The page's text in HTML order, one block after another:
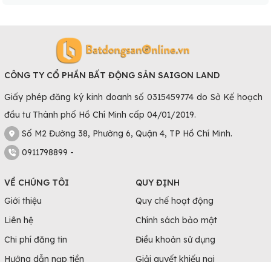
CÔNG TY CỔ PHẦN BẤT ĐỘNG SẢN SAIGON LAND
Giấy phép đăng ký kinh doanh số 0315459774 do Sở Kế hoạch
đầu tư Thành phố Hồ Chí Minh cấp 04/01/2019.
Số M2 Đường 38, Phường 6, Quận 4, TP Hồ Chí Minh.
0911798899 -
VỀ CHÚNG TÔI
Giới thiệu
Liên hệ
Chi phí đăng tin
Hướng dẫn nạp tiền
QUY ĐỊNH
Quy chế hoạt động
Chính sách bảo mật
Điều khoản sử dụng
Giải quyết khiếu nại